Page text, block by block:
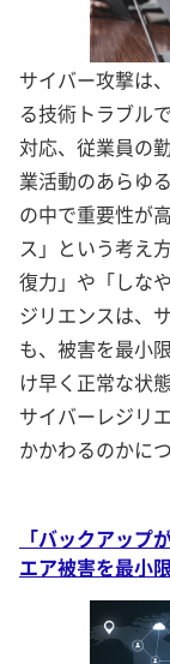
サイバー攻撃は
る技術トラブル
対応、従業員の
業活動のあらゆ
の中で重要性が
ス」という考え
復力」や「しな
ジリエンスは、
も、被害を最小
け早く正常な状
サイバーレジリ
かかわるのかに
「バックアッ
エア被害を最小